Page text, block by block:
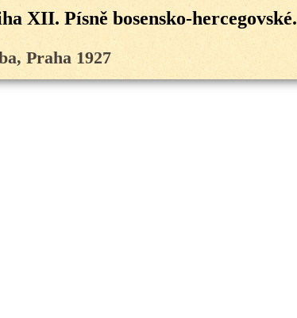
XII. Písně bosensko-hercegovské.
Praha 1927